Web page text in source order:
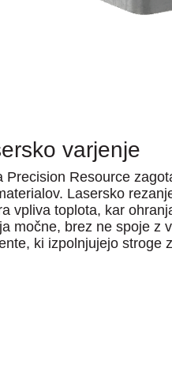
varjenje
Resource
Lasersko
vpliva toplota, kar
močne, brez ne spoje z
ki izpolnjujejo stroge